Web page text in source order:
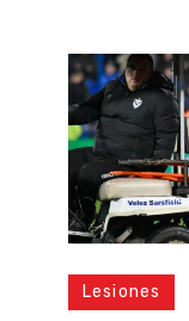
Lesiones